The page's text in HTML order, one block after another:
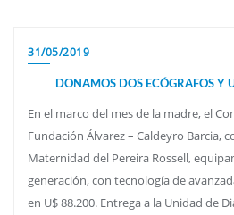
31/05/2019
DONAMOS DOS ECÓGRAFOS Y
En el marco del mes de la madre, el
Fundación Álvarez – Caldeyro Barcia,
Maternidad del Pereira Rossell,
generación, con tecnología de
en U$ 88.200. Entrega a la Unidad de